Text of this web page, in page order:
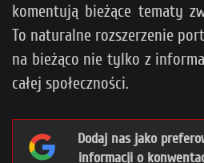
komentują bieżące tematy
To naturalne rozszerzenie
na bieżąco nie tylko z
całej społeczności.
Dodaj nas jako
informacji o